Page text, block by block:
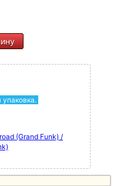
упаковка.
(Grand Funk) /